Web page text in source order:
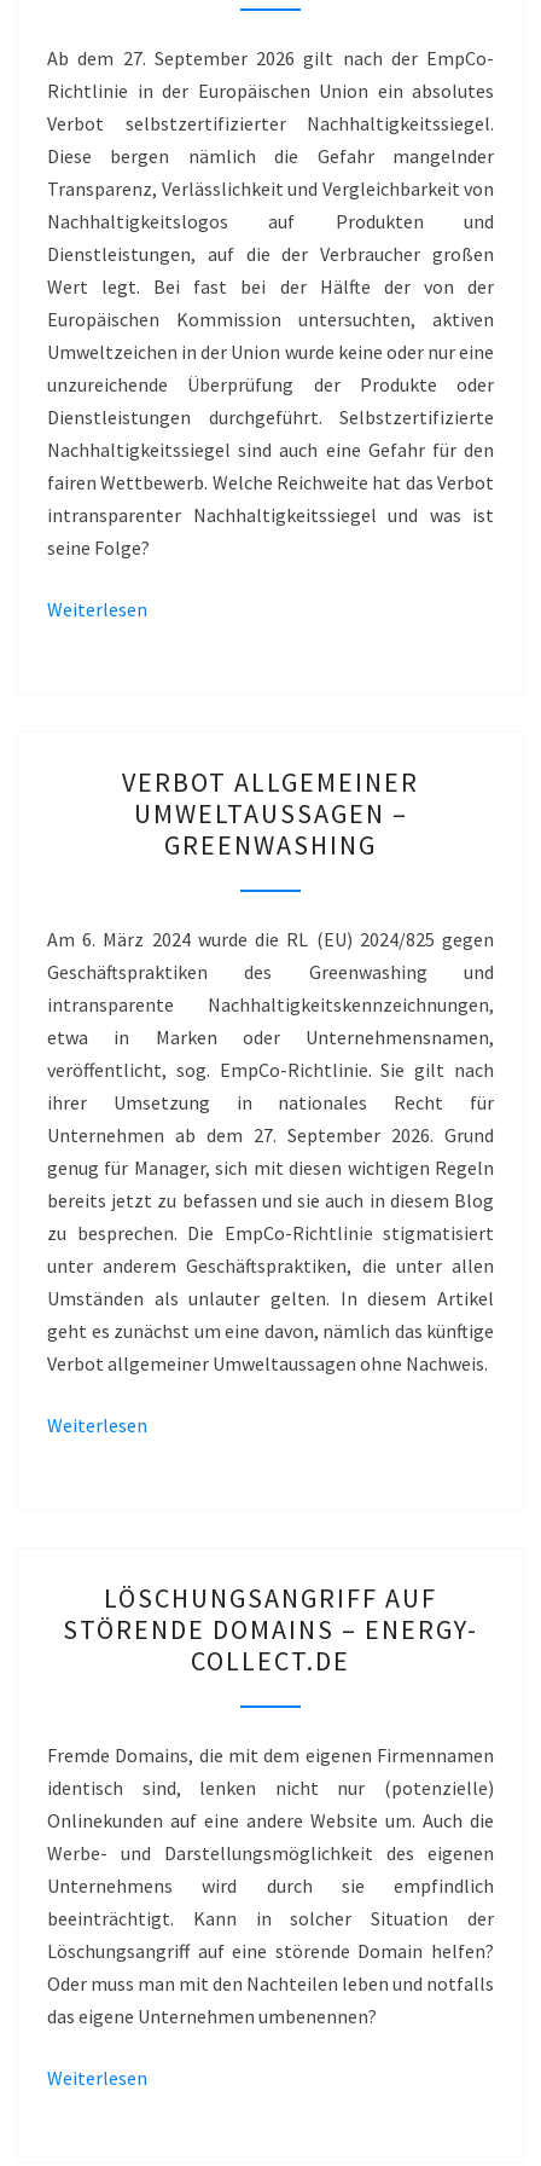
GREENWASHING
Ab dem 27. September 2026 gilt nach der EmpCo-
Richtlinie in der Europäischen Union ein absolutes
Verbot selbstzertifizierter Nachhaltigkeitssiegel.
Diese bergen nämlich die Gefahr mangelnder
Transparenz, Verlässlichkeit und Vergleichbarkeit von
Nachhaltigkeitslogos auf Produkten und
Dienstleistungen, auf die der Verbraucher großen
Wert legt. Bei fast bei der Hälfte der von der
Europäischen Kommission untersuchten, aktiven
Umweltzeichen in der Union wurde keine oder nur eine
unzureichende Überprüfung der Produkte oder
Dienstleistungen durchgeführt. Selbstzertifizierte
Nachhaltigkeitssiegel sind auch eine Gefahr für den
fairen Wettbewerb. Welche Reichweite hat das Verbot
intransparenter Nachhaltigkeitssiegel und was ist
seine Folge?
Weiterlesen
ALLGEMEINER
UMWELTAUSSAGEN
–
GREENWASHING
VERBOT ALLGEMEINER
UMWELTAUSSAGEN –
GREENWASHING
Am 6. März 2024 wurde die RL (EU) 2024/825 gegen
Geschäftspraktiken des Greenwashing und
intransparente Nachhaltigkeitskennzeichnungen,
etwa in Marken oder Unternehmensnamen,
veröffentlicht, sog. EmpCo-Richtlinie. Sie gilt nach
ihrer Umsetzung in nationales Recht für
Unternehmen ab dem 27. September 2026. Grund
genug für Manager, sich mit diesen wichtigen Regeln
bereits jetzt zu befassen und sie auch in diesem Blog
zu besprechen. Die EmpCo-Richtlinie stigmatisiert
unter anderem Geschäftspraktiken, die unter allen
Umständen als unlauter gelten. In diesem Artikel
geht es zunächst um eine davon, nämlich das künftige
Verbot allgemeiner Umweltaussagen ohne Nachweis.
Weiterlesen
AUF
STÖRENDE
DOMAINS
–
COLLECT.DE
LÖSCHUNGSANGRIFF AUF
STÖRENDE DOMAINS – ENERGY-
COLLECT.DE
Fremde Domains, die mit dem eigenen Firmennamen
identisch sind, lenken nicht nur (potenzielle)
Onlinekunden auf eine andere Website um. Auch die
Werbe- und Darstellungsmöglichkeit des eigenen
Unternehmens wird durch sie empfindlich
beeinträchtigt. Kann in solcher Situation der
Löschungsangriff auf eine störende Domain helfen?
Oder muss man mit den Nachteilen leben und notfalls
das eigene Unternehmen umbenennen?
Weiterlesen